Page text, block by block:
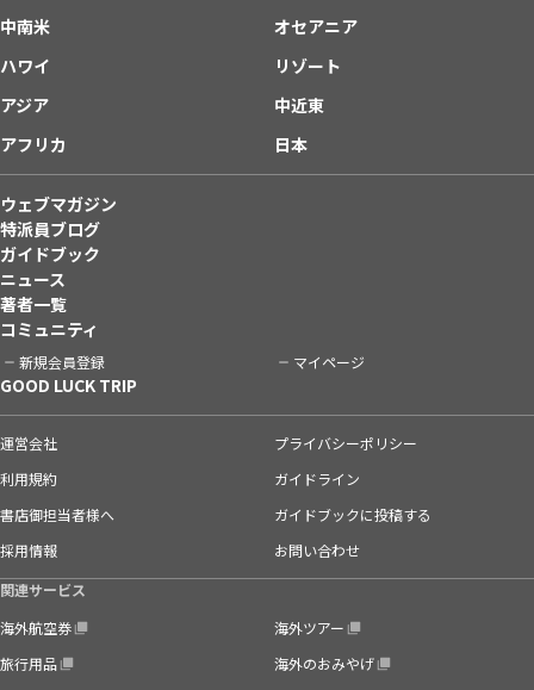
中南米
オセアニア
ハワイ
リゾート
アジア
中近東
アフリカ
日本
ウェブマガジン
特派員ブログ
ガイドブック
ニュース
著者一覧
コミュニティ
新規会員登録 マイページ
GOOD LUCK TRIP
運営会社
プライバシーポリシー
利用規約
ガイドライン
書店御担当者様へ
ガイドブックに投稿する
採用情報
お問い合わせ
関連サービス
海外航空券
海外ツアー
旅行用品
海外のおみやげ